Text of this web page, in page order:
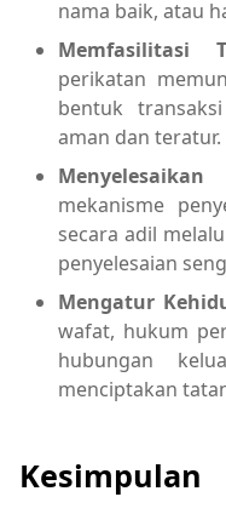
nama baik, atau
Memfasilitasi
perikatan
bentuk
aman dan teratur.
mekanisme
secara adil
penyelesaian
Mengatur
wafat, hukum
hubungan
menciptakan
Kesimpulan